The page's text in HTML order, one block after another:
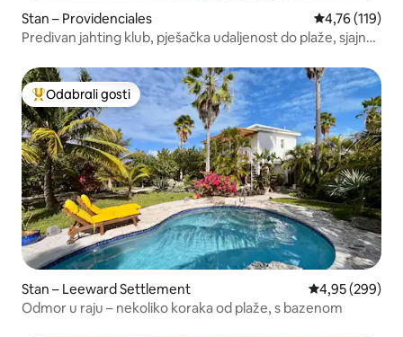
Stan – Providenciales Prosječna
4,76 (119)
Predivan jahting klub, pješačka udaljenost do plaže, sjajne
Među najviše rangiranima s oznakom „Odabrali gosti”
Odabrali gosti
Stan – Leeward Settlement Prosječna
4,95 (299)
Odmor u raju – nekoliko koraka od plaže, s bazenom